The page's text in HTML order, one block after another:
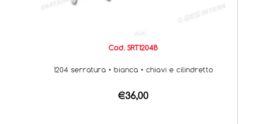
Cod. SRT1204B
1204 serratura • bianca • chiavi e cilindretto
€36,00